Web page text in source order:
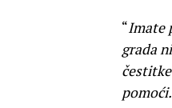
“Imate
grada
pomoći.